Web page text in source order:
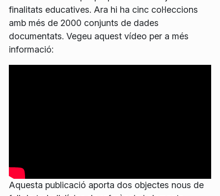
finalitats educatives. Ara hi ha cinc col·leccions
amb més de 2000 conjunts de dades
documentats. Vegeu aquest vídeo per a més
informació:
Aquesta publicació aporta dos objectes nous de